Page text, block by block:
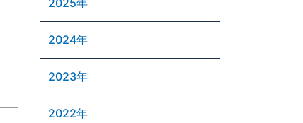
2024年
2023年
2022年